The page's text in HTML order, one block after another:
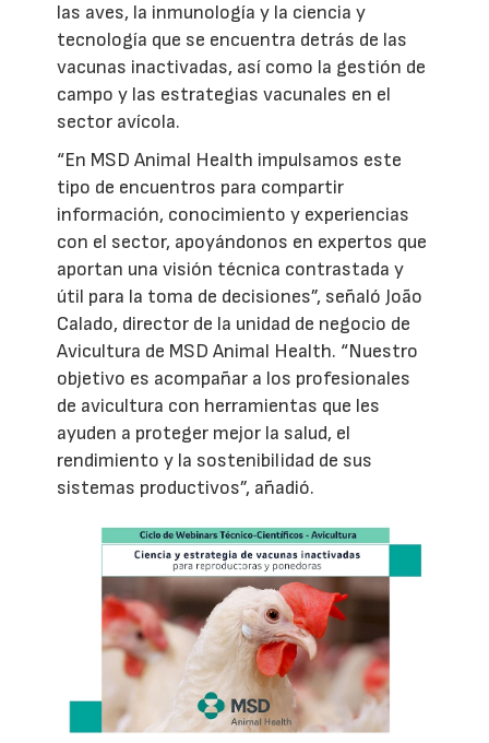
las aves, la inmunología y la ciencia y
tecnología que se encuentra detrás de las
vacunas inactivadas, así como la gestión de
campo y las estrategias vacunales en el
sector avícola.
“En MSD Animal Health impulsamos este
tipo de encuentros para compartir
información, conocimiento y experiencias
con el sector, apoyándonos en expertos que
aportan una visión técnica contrastada y
útil para la toma de decisiones”, señaló João
Calado, director de la unidad de negocio de
Avicultura de MSD Animal Health. “Nuestro
objetivo es acompañar a los profesionales
de avicultura con herramientas que les
ayuden a proteger mejor la salud, el
rendimiento y la sostenibilidad de sus
sistemas productivos”, añadió.